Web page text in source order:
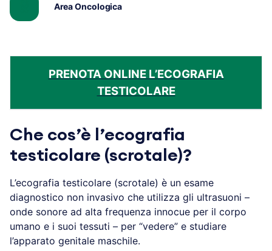
PRENOTA ONLINE L’ECOGRAFIA
TESTICOLARE
Che cos’è l’ecografia
testicolare (scrotale)?
L’ecografia testicolare (scrotale) è un esame
diagnostico non invasivo che utilizza gli ultrasuoni –
onde sonore ad alta frequenza innocue per il corpo
umano e i suoi tessuti – per “vedere” e studiare
l’apparato genitale maschile.
Area Oncologica